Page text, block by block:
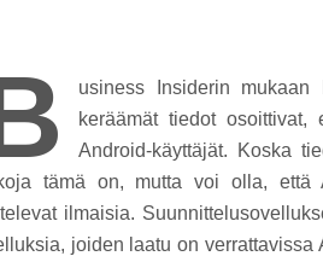
usiness Insiderin mukaan
keräämät tiedot osoittivat,
Android-käyttäjät. Koska
tämä on, mutta voi olla, että
ilmaisia.
joiden laatu on